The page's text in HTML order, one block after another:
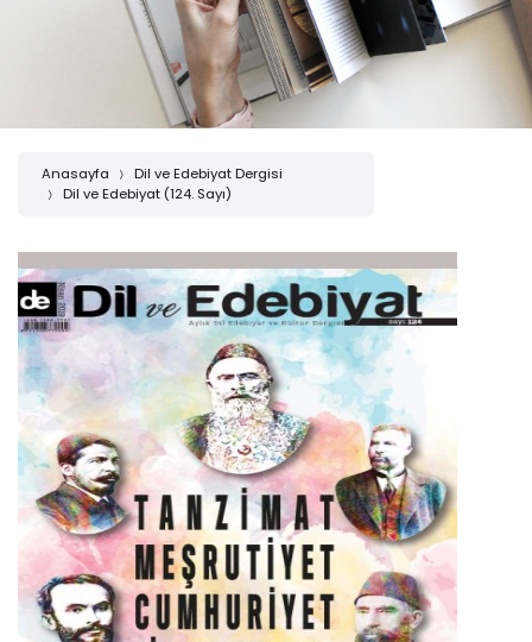
Anasayfa
Dil ve Edebiyat Dergisi
Dil ve Edebiyat (124. Sayı)